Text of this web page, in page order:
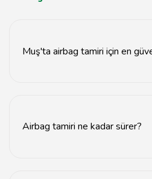
Muş'ta airbag tamiri için en
Airbag tamiri ne kadar sürer?